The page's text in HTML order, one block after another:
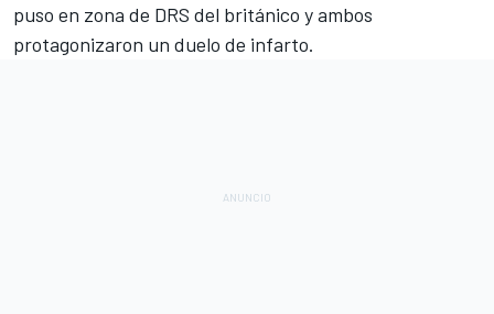
puso en zona de DRS del británico y ambos
protagonizaron un duelo de infarto.